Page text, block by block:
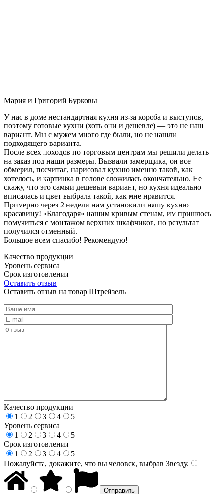
Мария и Григорий Бурковы
У нас в доме нестандартная кухня из-за короба и выступов,
поэтому готовые кухни (хоть они и дешевле) — это не наш
вариант. Мы с мужем много где были, но не нашли
подходящего варианта.
После всех походов по торговым центрам мы решили делать
на заказ под наши размеры. Вызвали замерщика, он все
обмерил, посчитал, нарисовал кухню именно такой, как
хотелось, и картинка в голове сложилась окончательно. Не
скажу, что это самый дешевый вариант, но кухня идеально
вписалась и цвет выбрала такой, как мне нравится.
Примерно через 2 недели нам установили нашу кухню-
красавицу! «Благодаря» нашим кривым стенам, им пришлось
помучиться с монтажом верхних шкафчиков, но результат
получился отменный.
Большое всем спасибо! Рекомендую!
Качество продукции
Уровень сервиса
Срок изготовления
Оставить отзыв
Оставить отзыв на товар Штрейзель
Качество продукции
1
2 3 4
5
Уровень сервиса
1
2 3 4
5
Срок изготовления
1
2 3 4
5
Пожалуйста, докажите, что вы человек, выбрав Звезду.